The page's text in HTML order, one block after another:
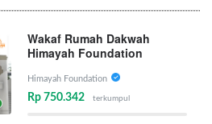
Wakaf Rumah Dakwah
Himayah Foundation
Himayah Foundation
Rp 750.342 terkumpul